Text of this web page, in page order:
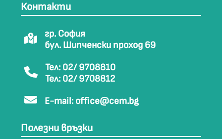
Контакти
гр. София
бул. Шипченски проход 69
Тел: 02/ 9708810
Тел: 02/ 9708812
E-mail: office@cem.bg
Полезни връзки